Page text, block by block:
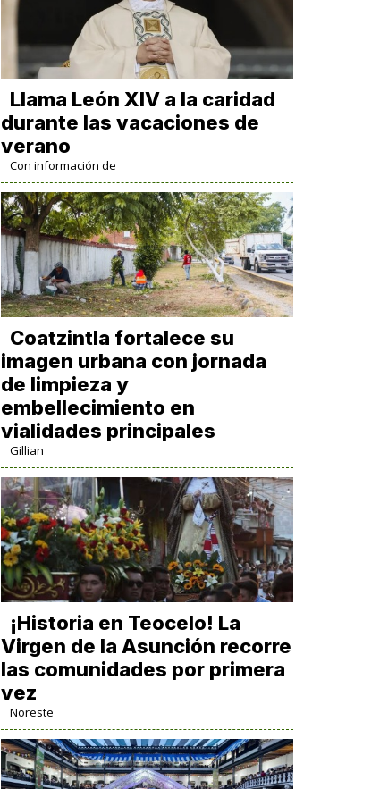
Llama León XIV a la caridad
durante las vacaciones de
verano
Con información de
Coatzintla fortalece su
imagen urbana con jornada
de limpieza y
embellecimiento en
vialidades principales
Gillian
​¡Historia en Teocelo! La
Virgen de la Asunción recorre
las comunidades por primera
vez
Noreste